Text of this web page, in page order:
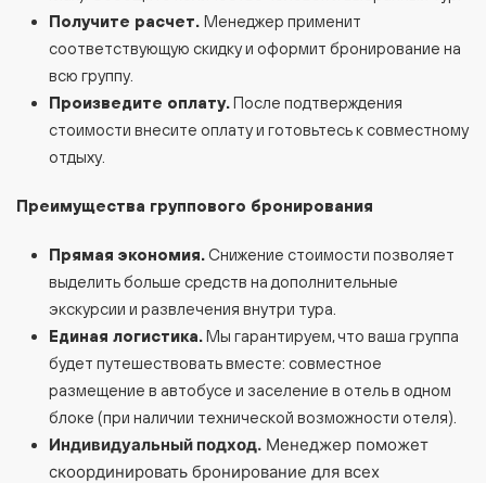
Получите расчет. Менеджер применит
соответствующую скидку и оформит бронирование на
всю группу.
Произведите оплату.После подтверждения
стоимости внесите оплату и готовьтесь к совместному
отдыху.
Преимущества группового бронирования
Прямая экономия.Снижение стоимости позволяет
выделить больше средств на дополнительные
экскурсии и развлечения внутри тура.
Единая логистика.Мы гарантируем, что ваша группа
будет путешествовать вместе: совместное
размещение в автобусе и заселение в отель в одном
блоке (при наличии технической возможности отеля).
Индивидуальный подход. Менеджер поможет
скоординировать бронирование для всех